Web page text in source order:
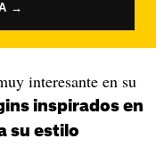
→
interesante en su
inspirados en
su estilo